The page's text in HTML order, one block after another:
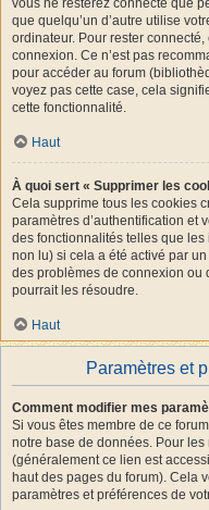
vous ne resterez connecté que
que quelqu’un d’autre utilise
ordinateur. Pour rester connecté,
connexion. Ce n’est pas
pour accéder au forum
voyez pas cette case, cela
cette fonctionnalité.
Haut
À quoi sert « Supprimer les
Cela supprime tous les cookies
paramètres d’authentification et
des fonctionnalités telles que
non lu) si cela a été activé par
des problèmes de connexion ou
pourrait les résoudre.
Haut
Paramètres et
Comment modifier mes
Si vous êtes membre de ce
notre base de données. Pour les
(généralement ce lien est
haut des pages du forum). Cela
paramètres et préférences de